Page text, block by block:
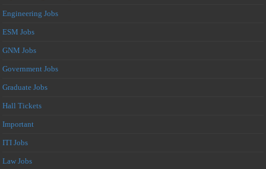
Engineering Jobs
ESM Jobs
GNM Jobs
Government Jobs
Graduate Jobs
Hall Tickets
Important
ITI Jobs
Law Jobs